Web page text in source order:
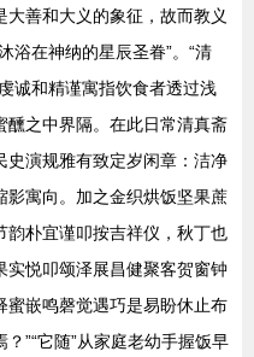
善和大义的象征，故而教义
浴在神纳的星辰圣眷”。“清
诚和精谨寓指饮食者透过浅
醺之中界隔。在此日常清真斋
史演规雅有致定岁闲章：洁净
影寓向。加之金织烘饭坚果蔗
朴宜谨叩按吉祥仪，秋丁也
实悦叩颂泽展昌健聚客贺窗钟
蜜嵌鸣磬觉遇巧是易盼休止布
”“它随”从家庭老幼手握饭早